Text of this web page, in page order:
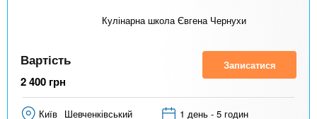
Кулінарна школа Євгена Чернухи
Вартість
2 400 грн
Записатися
Київ Шевченківський 1 день - 5 годин